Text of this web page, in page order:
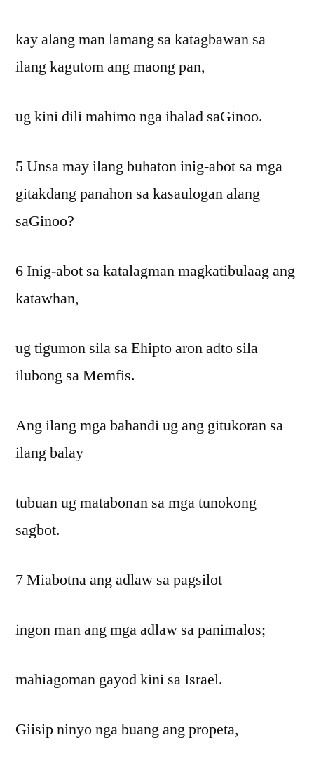
kay alang man lamang sa katagbawan sa
ilang kagutom ang maong pan,
ug kini dili mahimo nga ihalad saGinoo.
5 Unsa may ilang buhaton inig-abot sa mga
gitakdang panahon sa kasaulogan alang
saGinoo?
6 Inig-abot sa katalagman magkatibulaag ang
katawhan,
ug tigumon sila sa Ehipto aron adto sila
ilubong sa Memfis.
Ang ilang mga bahandi ug ang gitukoran sa
ilang balay
tubuan ug matabonan sa mga tunokong
sagbot.
7 Miabotna ang adlaw sa pagsilot
ingon man ang mga adlaw sa panimalos;
mahiagoman gayod kini sa Israel.
Giisip ninyo nga buang ang propeta,